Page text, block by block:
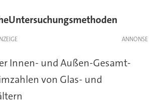
Innen- und Außen-Gesamt-
von Glas- und